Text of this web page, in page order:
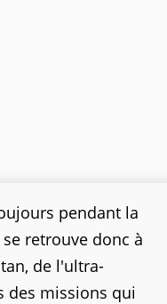
pendant la
retrouve donc à
de l'ultra-
des missions qui